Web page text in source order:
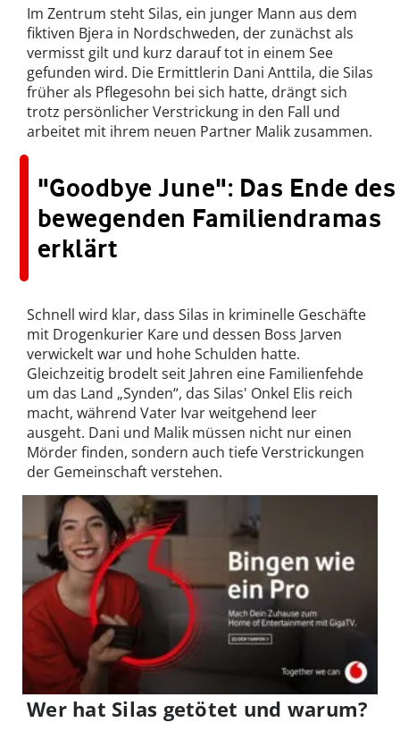
Im Zentrum steht Silas, ein junger Mann aus dem
fiktiven Bjera in Nordschweden, der zunächst als
vermisst gilt und kurz darauf tot in einem See
gefunden wird. Die Ermittlerin Dani Anttila, die Silas
früher als Pflegesohn bei sich hatte, drängt sich
trotz persönlicher Verstrickung in den Fall und
arbeitet mit ihrem neuen Partner Malik zusammen.
"Goodbye June": Das Ende des
bewegenden Familiendramas
erklärt
Schnell wird klar, dass Silas in kriminelle Geschäfte
mit Drogenkurier Kare und dessen Boss Jarven
verwickelt war und hohe Schulden hatte.
Gleichzeitig brodelt seit Jahren eine Familienfehde
um das Land „Synden“, das Silas' Onkel Elis reich
macht, während Vater Ivar weitgehend leer
ausgeht. Dani und Malik müssen nicht nur einen
Mörder finden, sondern auch tiefe Verstrickungen
der Gemeinschaft verstehen.
Wer hat Silas getötet und warum?